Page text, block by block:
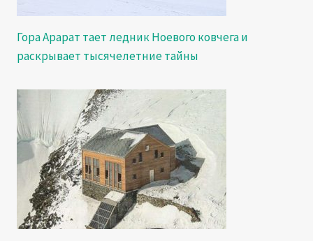
Гора Арарат тает ледник Ноевого ковчега и
раскрывает тысячелетние тайны